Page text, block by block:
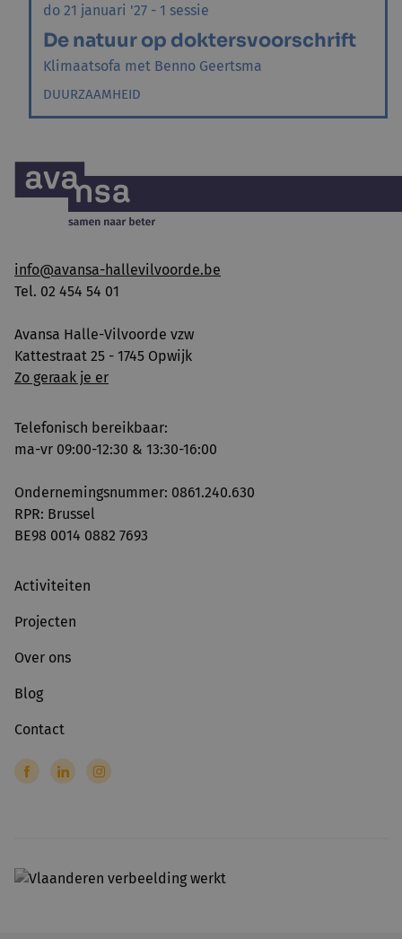
do 21 januari '27 - 1 sessie
De natuur op doktersvoorschrift
Klimaatsofa met Benno Geertsma
DUURZAAMHEID
info@avansa-hallevilvoorde.be
Tel. 02 454 54 01
Avansa Halle-Vilvoorde vzw
Kattestraat 25 - 1745 Opwijk
Zo geraak je er
Telefonisch bereikbaar:
ma-vr 09:00-12:30 & 13:30-16:00
Ondernemingsnummer: 0861.240.630
RPR: Brussel
BE98 0014 0882 7693
Activiteiten
Projecten
Over ons
Blog
Contact